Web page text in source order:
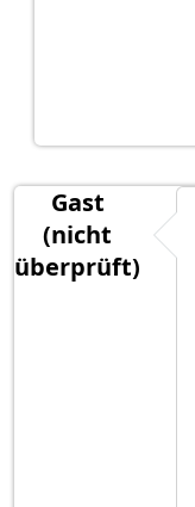
Gast
(nicht
überprüft)